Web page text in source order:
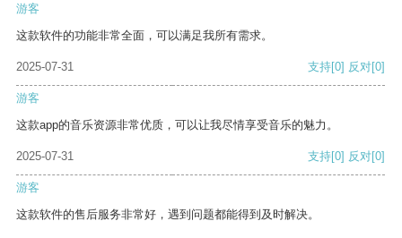
游客
这款软件的功能非常全面，可以满足我所有需求。
2025-07-31 支持[0] 反对[0]
游客
这款app的音乐资源非常优质，可以让我尽情享受音乐的魅力。
2025-07-31 支持[0] 反对[0]
游客
这款软件的售后服务非常好，遇到问题都能得到及时解决。